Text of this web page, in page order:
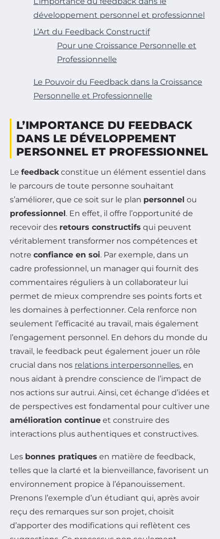
développement personnel et professionnel
L’Art du Feedback Constructif
Pour une Croissance Personnelle et
Professionnelle
Le Pouvoir du Feedback dans la Croissance
Personnelle et Professionnelle
L’IMPORTANCE DU FEEDBACK
DANS LE DÉVELOPPEMENT
PERSONNEL ET PROFESSIONNEL
Le feedbackconstitue un élément essentiel dans
le parcours de toute personne souhaitant
s’améliorer, que ce soit sur le plan personnel ou
professionnel. En effet, il offre l’opportunité de
recevoir des retours constructifs qui peuvent
véritablement transformer nos compétences et
notre confiance en soi. Par exemple, dans un
cadre professionnel, un manager qui fournit des
commentaires réguliers à un collaborateur lui
permet de mieux comprendre ses points forts et
les domaines à perfectionner. Cela renforce non
seulement l’efficacité au travail, mais également
l’engagement personnel. En dehors du monde du
travail, le feedback peut également jouer un rôle
crucial dans nos relations interpersonnelles, en
nous aidant à prendre conscience de l’impact de
nos actions sur autrui. Ainsi, cet échange d’idées et
de perspectives est fondamental pour cultiver une
amélioration continue et construire des
interactions plus authentiques et constructives.
Les bonnes pratiques en matière de feedback,
telles que la clarté et la bienveillance, favorisent un
environnement propice à l’épanouissement.
Prenons l’exemple d’un étudiant qui, après avoir
reçu des remarques sur son projet, choisit
d’apporter des modifications qui reflètent ces